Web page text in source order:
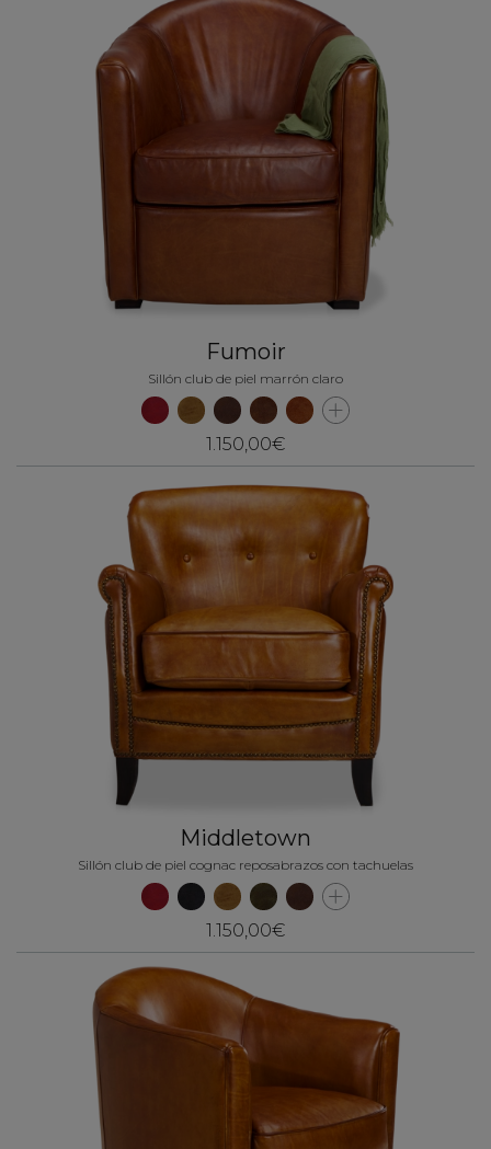
Fumoir
Sillón club de piel marrón claro
1.150,00€
Middletown
Sillón club de piel cognac reposabrazos con tachuelas
1.150,00€